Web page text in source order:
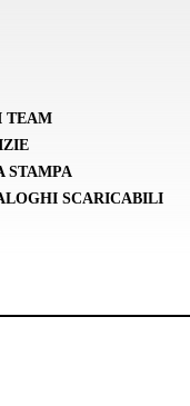
TEAM
STAMPA
SCARICABILI